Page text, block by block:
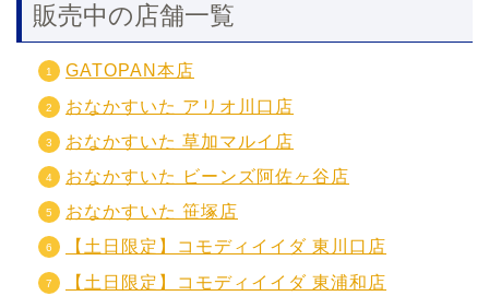
販売中の店舗一覧
GATOPAN本店
おなかすいた アリオ川口店
おなかすいた 草加マルイ店
おなかすいた ビーンズ阿佐ヶ谷店
おなかすいた 笹塚店
【土日限定】コモディイイダ 東川口店
【土日限定】コモディイイダ 東浦和店